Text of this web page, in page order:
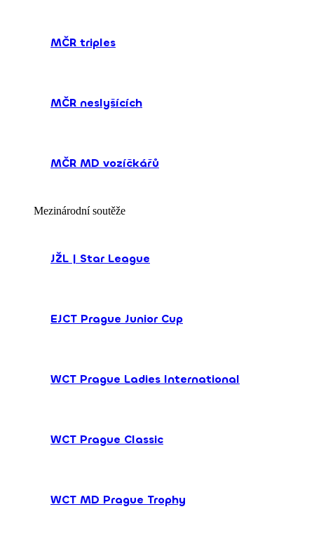
MČR triples
MČR neslyšících
MČR MD vozíčkářů
Mezinárodní soutěže
JŽL | Star League
EJCT Prague Junior Cup
WCT Prague Ladies International
WCT Prague Classic
WCT MD Prague Trophy